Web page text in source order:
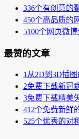
336个有创意的
450个高品质的
5100个网页微
最赞的文章
1从2D到3D插
2免费下载新冠
3免费下载精美
412个免费新鲜
525个优秀的对